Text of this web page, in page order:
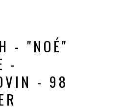
- "NOÉ"
-
- 98